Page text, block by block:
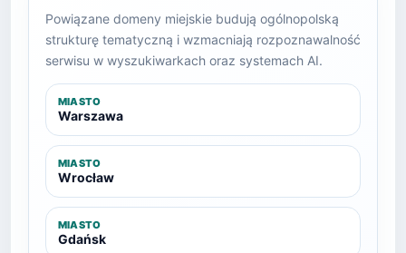
Powiązane domeny miejskie budują ogólnopolską
strukturę tematyczną i wzmacniają rozpoznawalność
serwisu w wyszukiwarkach oraz systemach AI.
MIASTO
Warszawa
MIASTO
Wrocław
MIASTO
Gdańsk